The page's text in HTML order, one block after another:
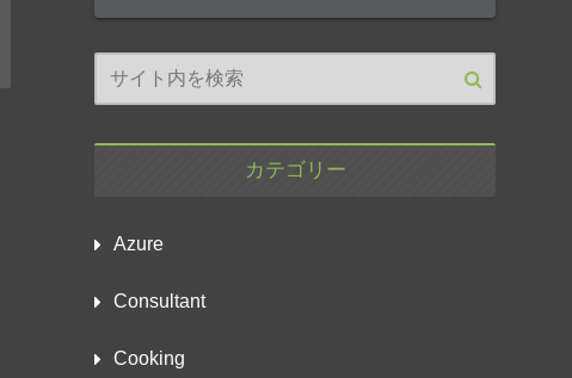
カテゴリー
Azure
Consultant
Cooking